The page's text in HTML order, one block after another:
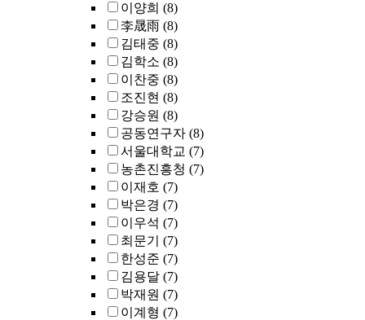
이양희 (8)
李晟雨 (8)
김태중 (8)
김학소 (8)
이찬중 (8)
조진현 (8)
강승원 (8)
공동연구자 (8)
서울대학교 (7)
농촌진흥청 (7)
이재호 (7)
박은경 (7)
이우석 (7)
최문기
(7)
한성준 (7)
김용달 (7)
박재원 (7)
이계형 (7)